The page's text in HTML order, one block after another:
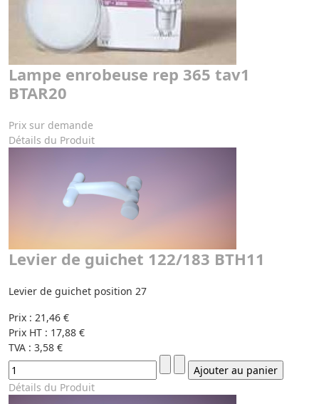
Lampe enrobeuse rep 365 tav1
BTAR20
Prix sur demande
Détails du Produit
Levier de guichet 122/183 BTH11
Levier de guichet position 27
Prix : 21,46 €
Prix HT : 17,88 €
TVA : 3,58 €
Détails du Produit